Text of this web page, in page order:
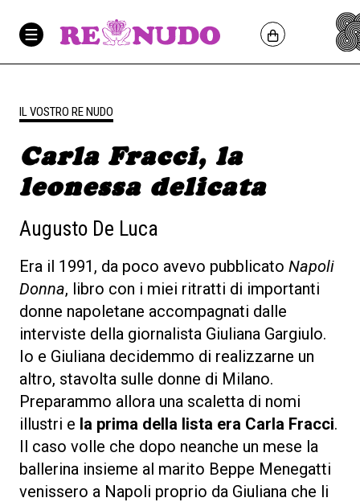
IL VOSTRO RE NUDO
Carla Fracci, la
leonessa delicata
Augusto De Luca
Era il 1991, da poco avevo pubblicato Napoli
Donna, libro con i miei ritratti di importanti
donne napoletane accompagnati dalle
interviste della giornalista Giuliana Gargiulo.
Io e Giuliana decidemmo di realizzarne un
altro, stavolta sulle donne di Milano.
Preparammo allora una scaletta di nomi
illustri e la prima della lista era Carla Fracci.
Il caso volle che dopo neanche un mese la
ballerina insieme al marito Beppe Menegatti
venissero a Napoli proprio da Giuliana che li